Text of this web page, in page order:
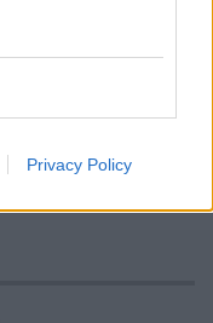
Privacy Policy